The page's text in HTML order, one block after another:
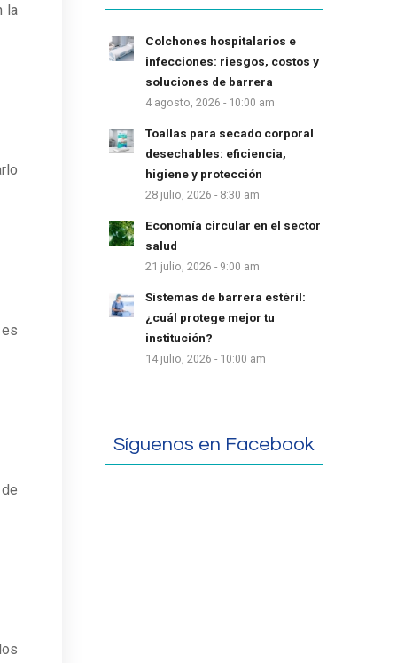
la
Colchones hospitalarios e
infecciones: riesgos, costos y
soluciones de barrera
4 agosto, 2026 - 10:00 am
Toallas para secado corporal
desechables: eficiencia,
higiene y protección
28 julio, 2026 - 8:30 am
Economía circular en el sector
salud
21 julio, 2026 - 9:00 am
Sistemas de barrera estéril:
¿cuál protege mejor tu
institución?
14 julio, 2026 - 10:00 am
Síguenos en Facebook